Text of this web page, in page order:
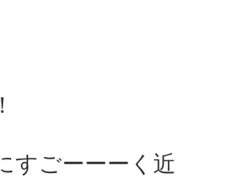
すごーーーく近